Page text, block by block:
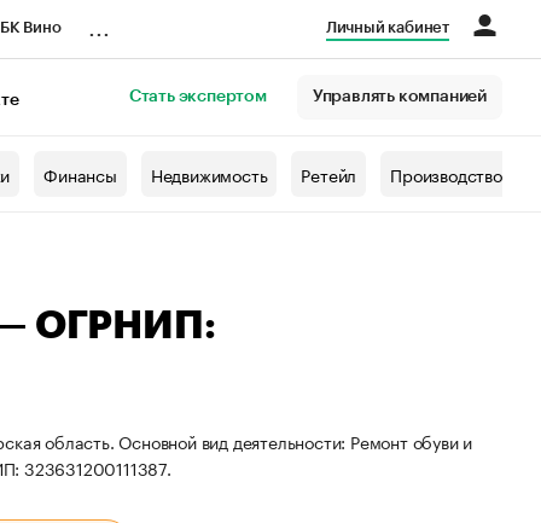
Вино Личный кабинет
Стать экспертом Управлять компанией
Финансы Недвижимость Ретейл Производство
— ОГРНИП:
область. Основной вид деятельности: Ремонт обуви и
323631200111387.